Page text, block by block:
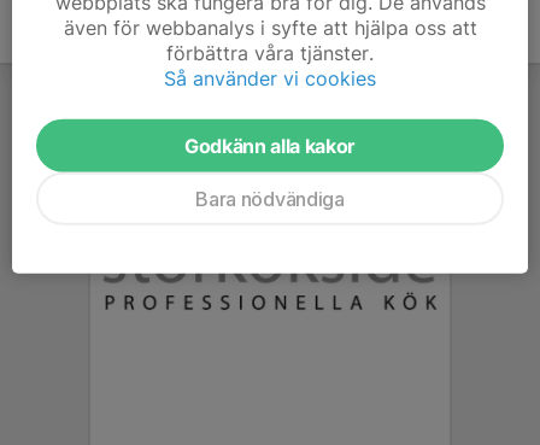
även för webbanalys i syfte att hjälpa oss att
förbättra våra tjänster.
Så använder vi cookies
Godkänn alla kakor
Bara nödvändiga